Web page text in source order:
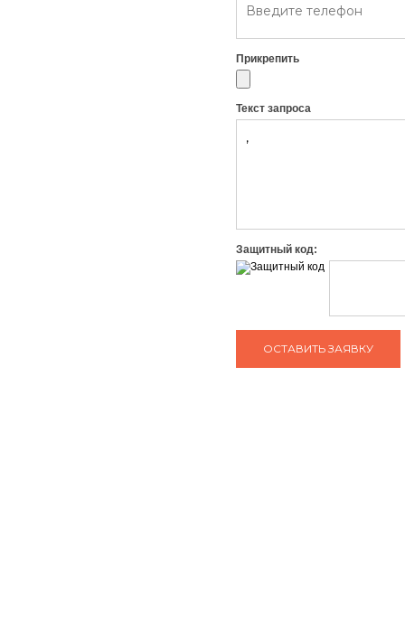
Прикрепить
Текст запроса
Защитный код: